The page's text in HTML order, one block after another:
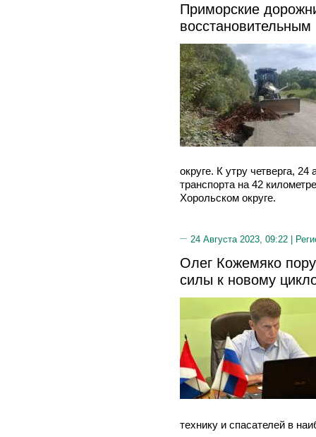
Приморские
округе. К утру четверга,
транспорта на 42
Хорольском округе.
24 Августа 2023, 09:22 |
Олег Кожемяко
силы к новому
технику и спасателей в